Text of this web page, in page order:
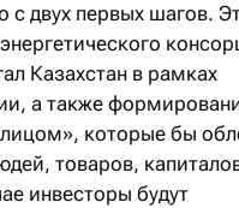
с двух первых шагов.
Казахстан в рамках
а также
которые бы
товаров,
инвесторы будут